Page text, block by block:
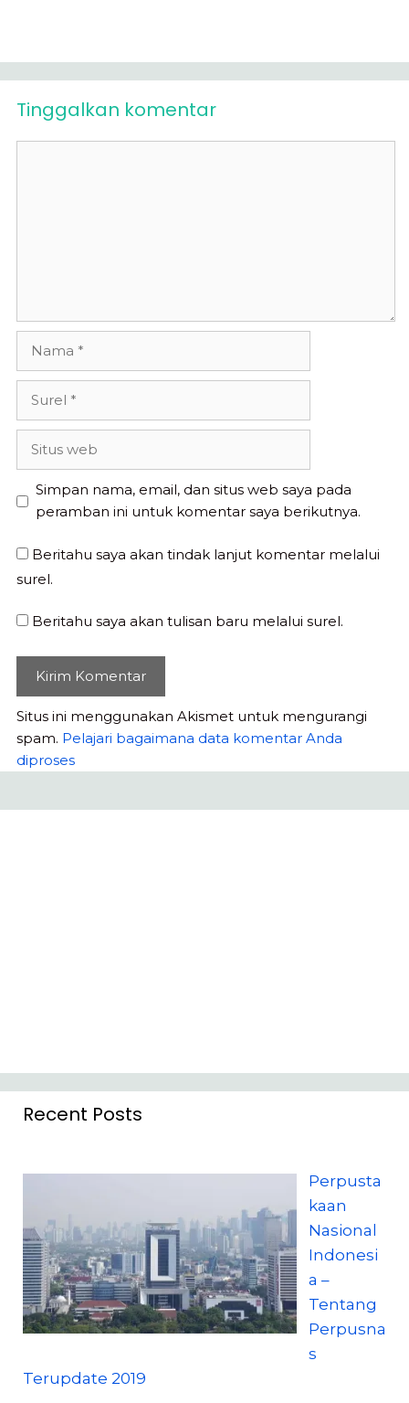
Tinggalkan komentar
Simpan nama, email, dan situs web saya pada
peramban ini untuk komentar saya berikutnya.
Beritahu saya akan tindak lanjut komentar melalui
surel.
Beritahu saya akan tulisan baru melalui surel.
Situs ini menggunakan Akismet untuk mengurangi
spam. Pelajari bagaimana data komentar Anda
diproses
Recent Posts
Perpusta
kaan
Nasional
Indonesi
a –
Tentang
Perpusna
s
Terupdate 2019